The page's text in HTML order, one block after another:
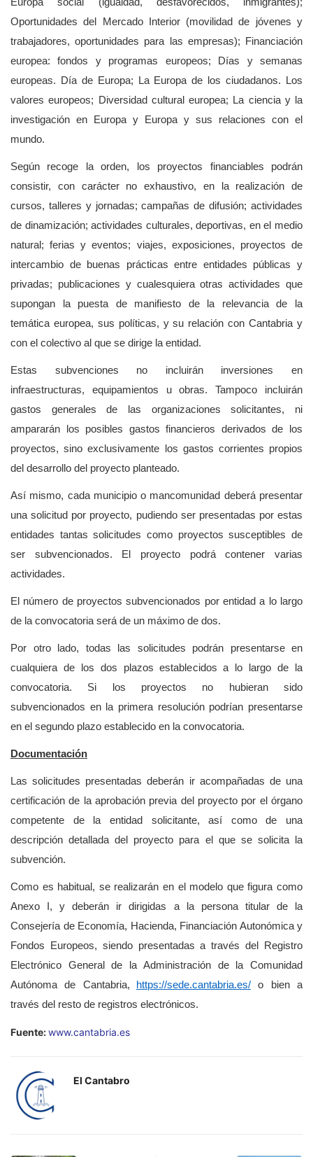
Oportunidades del Mercado Interior (movilidad de jóvenes y
trabajadores, oportunidades para las empresas); Financiación
europea: fondos y programas europeos; Días y semanas
europeas. Día de Europa; La Europa de los ciudadanos. Los
valores europeos; Diversidad cultural europea; La ciencia y la
investigación en Europa y Europa y sus relaciones con el
mundo.
Según recoge la orden, los proyectos financiables podrán
consistir, con carácter no exhaustivo, en la realización de
cursos, talleres y jornadas; campañas de difusión; actividades
de dinamización; actividades culturales, deportivas, en el medio
natural; ferias y eventos; viajes, exposiciones, proyectos de
intercambio de buenas prácticas entre entidades públicas y
privadas; publicaciones y cualesquiera otras actividades que
supongan la puesta de manifiesto de la relevancia de la
temática europea, sus políticas, y su relación con Cantabria y
con el colectivo al que se dirige la entidad.
Estas subvenciones no incluirán inversiones en
infraestructuras, equipamientos u obras. Tampoco incluirán
gastos generales de las organizaciones solicitantes, ni
ampararán los posibles gastos financieros derivados de los
proyectos, sino exclusivamente los gastos corrientes propios
del desarrollo del proyecto planteado.
Así mismo, cada municipio o mancomunidad deberá presentar
una solicitud por proyecto, pudiendo ser presentadas por estas
entidades tantas solicitudes como proyectos susceptibles de
ser subvencionados. El proyecto podrá contener varias
actividades.
El número de proyectos subvencionados por entidad a lo largo
de la convocatoria será de un máximo de dos.
Por otro lado, todas las solicitudes podrán presentarse en
cualquiera de los dos plazos establecidos a lo largo de la
convocatoria. Si los proyectos no hubieran sido
subvencionados en la primera resolución podrían presentarse
en el segundo plazo establecido en la convocatoria.
Documentación
Las solicitudes presentadas deberán ir acompañadas de una
certificación de la aprobación previa del proyecto por el órgano
competente de la entidad solicitante, así como de una
descripción detallada del proyecto para el que se solicita la
subvención.
Como es habitual, se realizarán en el modelo que figura como
Anexo I, y deberán ir dirigidas a la persona titular de la
Consejería de Economía, Hacienda, Financiación Autonómica y
Fondos Europeos, siendo presentadas a través del Registro
Electrónico General de la Administración de la Comunidad
Autónoma de Cantabria,
https://sede.cantabria.es/ o bien a
través del resto de registros electrónicos.
Fuente:www.cantabria.es
El Cantabro